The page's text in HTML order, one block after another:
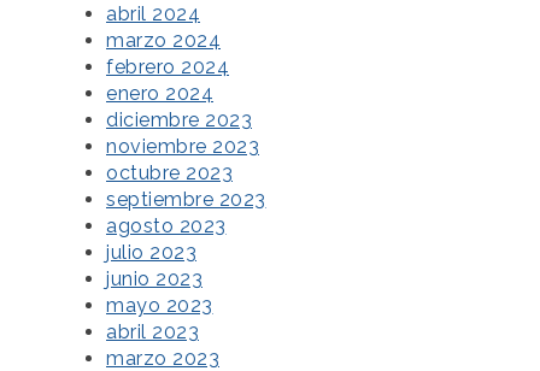
abril 2024
marzo 2024
febrero 2024
enero 2024
diciembre 2023
noviembre 2023
octubre 2023
septiembre 2023
agosto 2023
julio 2023
junio 2023
mayo 2023
abril 2023
marzo 2023